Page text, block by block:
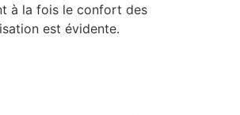
à la fois le confort des
est évidente.